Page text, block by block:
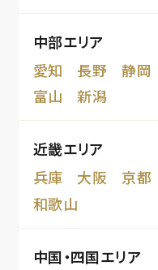
中部エリア
愛知
長野 静岡
富山
新潟
近畿エリア
兵庫
大阪 京都
和歌山
中国・四国エリア